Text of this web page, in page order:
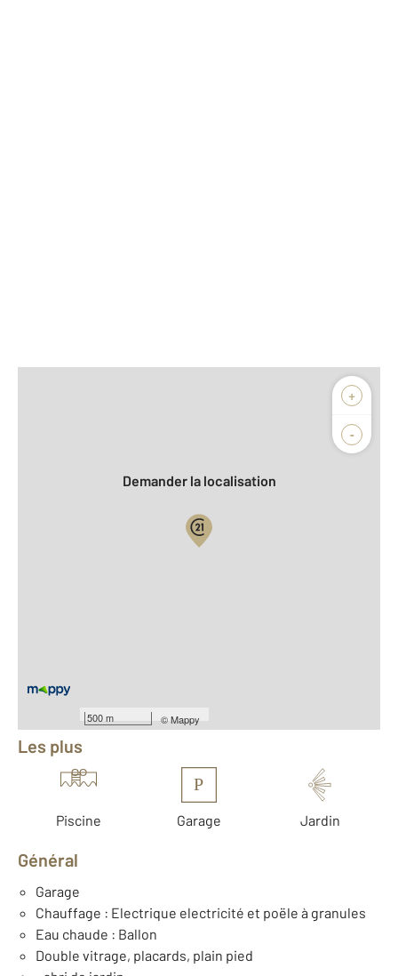
+
-
500 m ©Mappy
Biens vendus
Demander la localisation
Équipements
Les plus
Piscine
P
Garage Jardin
Général
Garage
Chauffage : Electrique electricité et poële à granules
Eau chaude : Ballon
Double vitrage, placards, plain pied